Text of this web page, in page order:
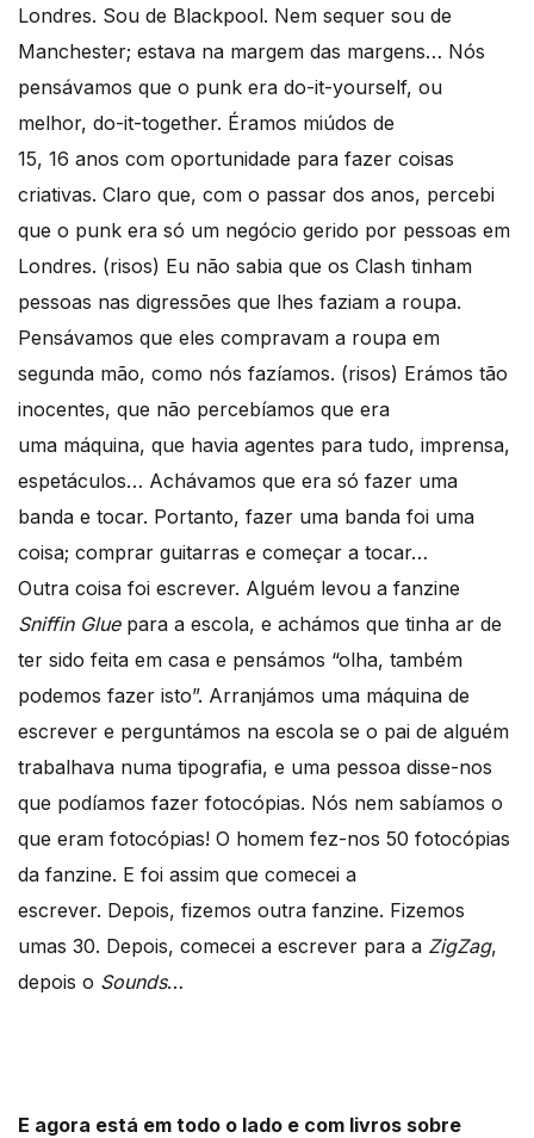
Londres. Sou de Blackpool. Nem sequer sou de
Manchester; estava na margem das margens… Nós
pensávamos que o punk era do-it-yourself, ou
melhor, do-it-together. Éramos miúdos de
15, 16 anos com oportunidade para fazer coisas
criativas. Claro que, com o passar dos anos, percebi
que o punk era só um negócio gerido por pessoas em
Londres. (risos) Eu não sabia que os Clash tinham
pessoas nas digressões que lhes faziam a roupa.
Pensávamos que eles compravam a roupa em
segunda mão, como nós fazíamos. (risos) Erámos tão
inocentes, que não percebíamos que era
uma máquina, que havia agentes para tudo, imprensa,
espetáculos… Achávamos que era só fazer uma
banda e tocar. Portanto, fazer uma banda foi uma
coisa; comprar guitarras e começar a tocar…
Outra coisa foi escrever. Alguém levou a fanzine
Sniffin Gluepara a escola, e achámos que tinha ar de
ter sido feita em casa e pensámos “olha, também
podemos fazer isto”. Arranjámos uma máquina de
escrever e perguntámos na escola se o pai de alguém
trabalhava numa tipografia, e uma pessoa disse-nos
que podíamos fazer fotocópias. Nós nem sabíamos o
que eram fotocópias! O homem fez-nos 50 fotocópias
da fanzine. E foi assim que comecei a
escrever. Depois, fizemos outra fanzine. Fizemos
umas 30. Depois, comecei a escrever para a ZigZag,
depois o Sounds…
E agora está em todo o lado e com livros sobre